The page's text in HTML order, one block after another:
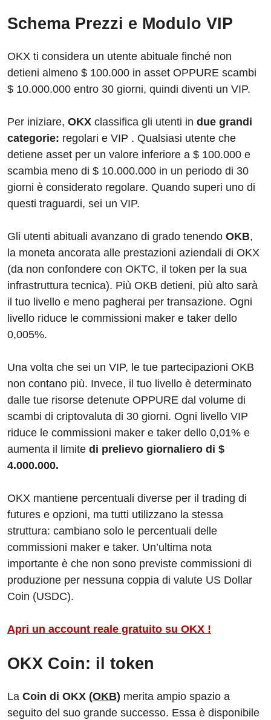
Schema Prezzi e Modulo VIP
OKX ti considera un utente abituale finché non
detieni almeno $ 100.000 in asset OPPURE scambi
$ 10.000.000 entro 30 giorni, quindi diventi un VIP.
Per iniziare, OKX classifica gli utenti in due grandi
categorie: regolari e VIP . Qualsiasi utente che
detiene asset per un valore inferiore a $ 100.000 e
scambia meno di $ 10.000.000 in un periodo di 30
giorni è considerato regolare. Quando superi uno di
questi traguardi, sei un VIP.
Gli utenti abituali avanzano di grado tenendo OKB,
la moneta ancorata alle prestazioni aziendali di OKX
(da non confondere con OKTC, il token per la sua
infrastruttura tecnica). Più OKB detieni, più alto sarà
il tuo livello e meno pagherai per transazione. Ogni
livello riduce le commissioni maker e taker dello
0,005%.
Una volta che sei un VIP, le tue partecipazioni OKB
non contano più. Invece, il tuo livello è determinato
dalle tue risorse detenute OPPURE dal volume di
scambi di criptovaluta di 30 giorni. Ogni livello VIP
riduce le commissioni maker e taker dello 0,01% e
aumenta il limite di prelievo giornaliero di $
4.000.000.
OKX mantiene percentuali diverse per il trading di
futures e opzioni, ma tutti utilizzano la stessa
struttura: cambiano solo le percentuali delle
commissioni maker e taker. Un’ultima nota
importante è che non sono previste commissioni di
produzione per nessuna coppia di valute US Dollar
Coin (USDC).
Apri un account reale gratuito su OKX !
OKX Coin: il token
La Coin di OKX (OKB) merita ampio spazio a
seguito del suo grande successo. Essa è disponibile